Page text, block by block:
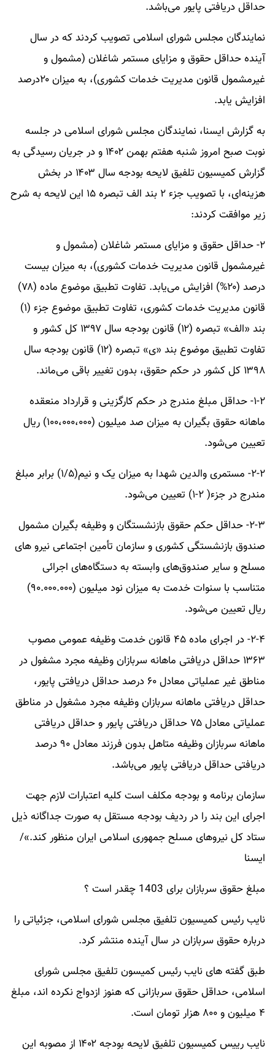
حداقل دریافتی پایور می‌باشد.
نمایندگان مجلس شورای اسلامی تصویب کردند که در سال
آینده حداقل حقوق و مزایای مستمر شاغلان (مشمول و
غیرمشمول قانون مدیریت خدمات کشوری)، به میزان ۲۰درصد
افزایش یابد.
به گزارش ایسنا، نمایندگان مجلس شورای اسلامی در جلسه
نوبت صبح امروز شنبه هفتم بهمن ۱۴۰۲ و در جریان رسیدگی به
گزارش کمیسیون تلفیق لایحه بودجه سال ۱۴۰۳ در بخش
هزینه‌ای، با تصویب جزء ۲ بند الف تبصره ۱۵ این لایحه به شرح
زیر موافقت کردند:
۲- حداقل حقوق و مزایای مستمر شاغلان (مشمول و
غیرمشمول قانون مدیریت خدمات کشوری)، به میزان بیست
درصد (۲۰%) افزایش می‌یابد. تفاوت تطبیق موضوع ماده (۷۸)
قانون مدیریت خدمات کشوری، تفاوت تطبیق موضوع جزء (۱)
بند «الف» تبصره (۱۲) قانون بودجه سال ۱۳۹۷ کل کشور و
تفاوت تطبیق موضوع بند «ی» تبصره (۱۲) قانون بودجه سال
۱۳۹۸ کل کشور در حکم حقوق، بدون تغییر باقی می‌ماند.
۱-۲- حداقل مبلغ مندرج در حکم کارگزینی و قرارداد منعقده
ماهانه حقوق بگیران به میزان صد میلیون (۱۰۰،۰۰۰،۰۰۰) ریال
تعیین می‌شود.
۲-۲- مستمری والدین شهدا به میزان یک و نیم(۱/۵) برابر مبلغ
مندرج در جزء( ۲-۱) تعیین می‌شود.
۲-۳- حداقل حکم حقوق بازنشستگان و وظیفه بگیران مشمول
صندوق بازنشستگی کشوری و سازمان تأمین اجتماعی نیرو های
مسلح و سایر صندوق‌های وابسته به دستگاه‌های اجرائی
متناسب با سنوات خدمت به میزان نود میلیون (۹۰.۰۰۰.۰۰۰)
ریال تعیین می‌شود.
۲-۴- در اجرای ماده ۴۵ قانون خدمت وظیفه عمومی مصوب
۱۳۶۳ حداقل دریافتی ماهانه سربازان وظیفه مجرد مشغول در
مناطق غیر عملیاتی معادل ۶۰ درصد حداقل دریافتی پایور،
حداقل دریافتی ماهانه سربازان وظیفه مجرد مشغول در مناطق
عملیاتی معادل ۷۵ حداقل دریافتی پایور و حداقل دریافتی
ماهانه سربازان وظیفه متاهل بدون فرزند معادل ۹۰ درصد
دریافتی حداقل دریافتی پایور می‌باشد.
سازمان برنامه و بودجه مکلف است کلیه اعتبارات لازم جهت
اجرای این بند را در ردیف بودجه مستقل به صورت جداگانه ذیل
ستاد کل نیروهای مسلح جمهوری اسلامی ایران منظور کند.»/
ایسنا
مبلغ حقوق سربازان برای 1403 چقدر است ؟
نایب رئیس کمیسیون تلفیق مجلس شورای اسلامی، جزئیاتی را
درباره حقوق سربازان در سال آینده منتشر کرد.
طبق گفته های نایب رئیس کمیسون تلفیق مجلس شورای
اسلامی، حداقل حقوق سربازانی که هنوز ازدواج نکرده اند، مبلغ
۴ میلیون و ۸۰۰ هزار تومان است.
نایب رییس کمیسیون تلفیق لایحه بودجه ۱۴۰۲ از مصوبه این